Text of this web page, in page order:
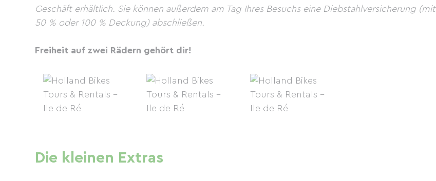
Geschäft erhältlich. Sie können außerdem am Tag Ihres Besuchs eine Diebstahlversicherung (mit
50 % oder 100 % Deckung) abschließen.
Freiheit auf zwei Rädern gehört dir!
Die kleinen Extras